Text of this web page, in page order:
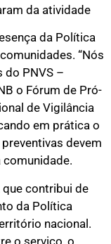
da atividade
da Política
“Nós
do PNVS –
o Fórum de Pró-
de Vigilância
em prática o
devem
que contribui de
da Política
nacional.
o serviço, o